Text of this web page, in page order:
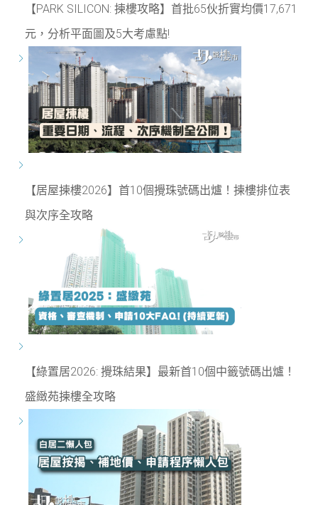
【PARK SILICON: 揀樓攻略】首批65伙折實均價17,671
元，分析平面圖及5大考慮點!
【居屋揀樓2026】首10個攪珠號碼出爐！揀樓排位表
與次序全攻略
【綠置居2026: 攪珠結果】最新首10個中籤號碼出爐！
盛緻苑揀樓全攻略